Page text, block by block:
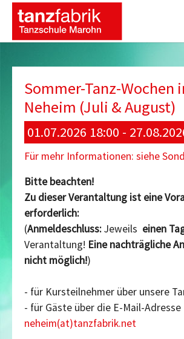
Sommer-Tanz-Wochen
Neheim (Juli & August)
01.07.2026 18:00 -
Für mehr Informationen: siehe
Bitte beachten!
Zu dieser Verantaltung ist eine
erforderlich:
(Anmeldeschluss:Jeweils einen
Verantaltung! Eine nachträgliche
nicht möglich!)
- für Kursteilnehmer über unsere
- für Gäste über die E-Mail-Adresse
neheim(at)tanzfabrik.net